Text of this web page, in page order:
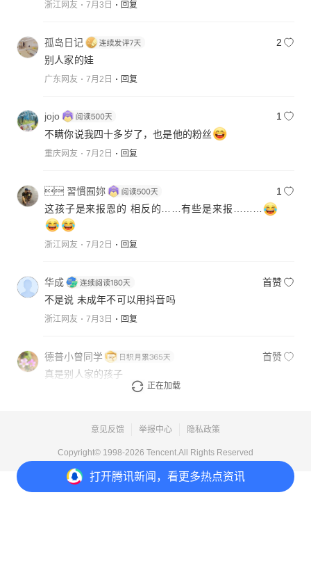
打开腾讯新闻，看更多热点资讯
浙江网友 7月3日 回复
孤岛日记
2
别人家的娃
广东网友 7月2日 回复
jojo
1
不瞒你说我四十多岁了，也是他的粉丝
重庆网友 7月2日 回复
 習慣囿妳
1
这孩子是来报恩的 相反的……有些是来报………
浙江网友 7月2日 回复
华成
首赞
不是说 未成年不可以用抖音吗
浙江网友 7月3日 回复
德普小曾同学
首赞
真是别人家的孩子
回复
正在加载
意见反馈 举报中心 隐私政策
Copyright© 1998-2026 Tencent.All Rights Reserved